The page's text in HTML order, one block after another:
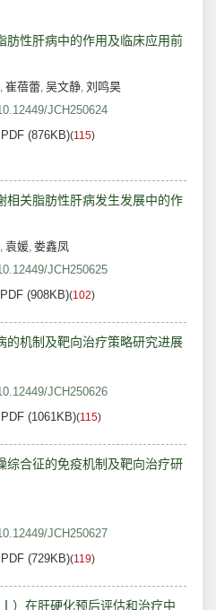
肪性肝病中的作用及临床应用前
, 崔蓓蕾, 吴文静, 刘鸣昊
JCH250624
PDF (876KB)(115)
相关脂肪性肝病发生发展中的作
, 袁媛, 娄鑫凤
JCH250625
PDF (908KB)(102)
的机制及靶向治疗策略研究进展
JCH250626
PDF (1061KB)(115)
综合征的免疫机制及靶向治疗研
JCH250627
PDF (729KB)(119)
）在肝硬化预后评估和治疗中